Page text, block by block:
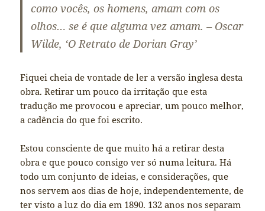
como vocês, os homens, amam com os
olhos… se é que alguma vez amam. – Oscar
Wilde, ‘O Retrato de Dorian Gray’
Fiquei cheia de vontade de ler a versão inglesa desta
obra. Retirar um pouco da irritação que esta
tradução me provocou e apreciar, um pouco melhor,
a cadência do que foi escrito.
Estou consciente de que muito há a retirar desta
obra e que pouco consigo ver só numa leitura. Há
todo um conjunto de ideias, e considerações, que
nos servem aos dias de hoje, independentemente, de
ter visto a luz do dia em 1890. 132 anos nos separam